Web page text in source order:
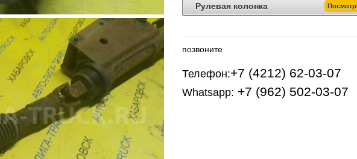
Рулевая колонка
позвоните
Телефон:+7 (4212) 62-03-07
Whatsapp: +7 (962) 502-03-07